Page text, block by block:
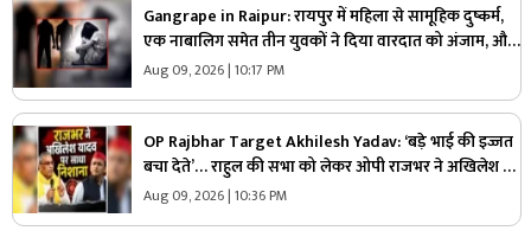
Gangrape in Raipur: रायपुर में महिला से सामूहिक दुष्कर्म,
एक नाबालिग समेत तीन युवकों ने दिया वारदात को अंजाम, और
फिर…
Aug 09, 2026 | 10:17 PM
OP Rajbhar Target Akhilesh Yadav: ‘बड़े भाई की इज्जत
बचा देते’… राहुल की सभा को लेकर ओपी राजभर ने अखिलेश पर
कसा तंज
Aug 09, 2026 | 10:36 PM